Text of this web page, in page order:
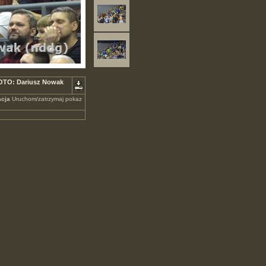
Dariusz Nowak
Uruchom/zatrzymaj pokaz